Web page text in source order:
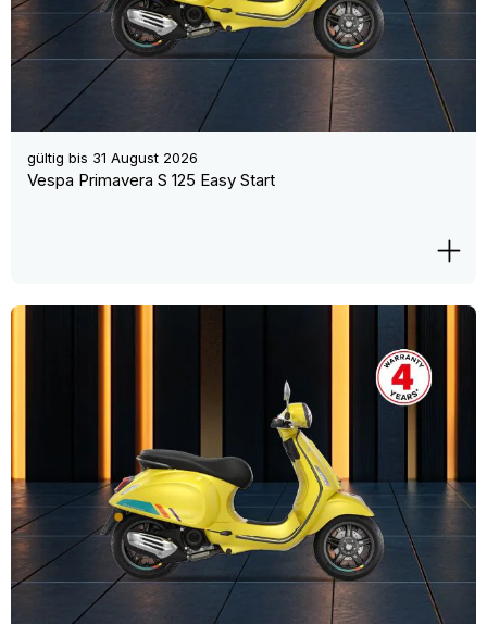
gültig bis 31 August 2026
Vespa Primavera S 125 Easy Start